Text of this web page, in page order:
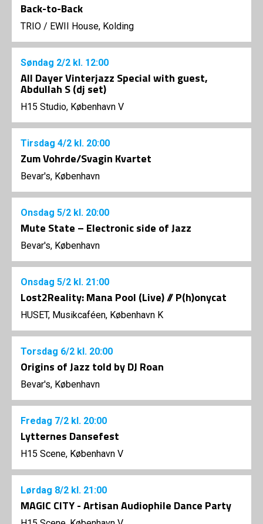
Back-to-Back
TRIO / EWII House, Kolding
Søndag 2/2 kl. 12:00
All Dayer Vinterjazz Special with guest,
Abdullah S (dj set)
H15 Studio, København V
Tirsdag 4/2 kl. 20:00
Zum Vohrde/Svagin Kvartet
Bevar's, København
Onsdag 5/2 kl. 20:00
Mute State – Electronic side of Jazz
Bevar's, København
Onsdag 5/2 kl. 21:00
Lost2Reality: Mana Pool (Live) // P(h)onycat
HUSET, Musikcaféen, København K
Torsdag 6/2 kl. 20:00
Origins of Jazz told by DJ Roan
Bevar's, København
Fredag 7/2 kl. 20:00
Lytternes Dansefest
H15 Scene, København V
Lørdag 8/2 kl. 21:00
MAGIC CITY - Artisan Audiophile Dance Party